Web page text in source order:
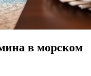
в морском